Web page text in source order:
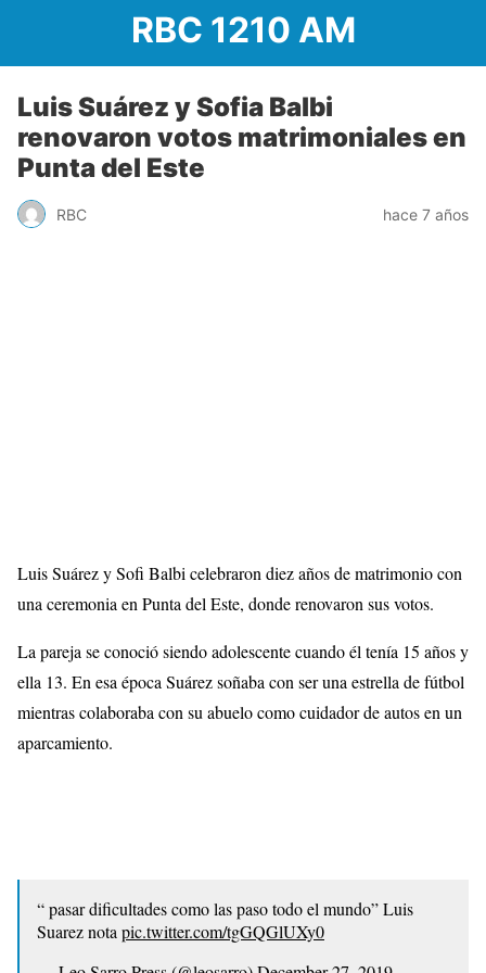
RBC 1210 AM
Luis Suárez y Sofia Balbi
renovaron votos matrimoniales en
Punta del Este
RBC hace 7 años
Luis Suárez y Sofi Balbi celebraron diez años de matrimonio con
una ceremonia en Punta del Este, donde renovaron sus votos.
La pareja se conoció siendo adolescente cuando él tenía 15 años y
ella 13. En esa época Suárez soñaba con ser una estrella de fútbol
mientras colaboraba con su abuelo como cuidador de autos en un
aparcamiento.
“ pasar dificultades como las paso todo el mundo” Luis
Suarez nota pic.twitter.com/tgGQGlUXy0